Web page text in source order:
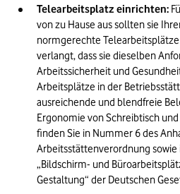
Telearbeitsplatz einrichten:
von zu Hause aus sollten sie
normgerechte
verlangt, dass sie dieselben
Arbeitssicherheit und
Arbeitsplätze in der
ausreichende und blendfreie
Ergonomie von Schreibtisch
finden Sie in Nummer 6 des
Arbeitsstättenverordnung sowie
„Bildschirm- und
Gestaltung“ der Deutschen